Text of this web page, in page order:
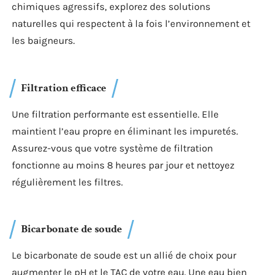
chimiques agressifs, explorez des solutions
naturelles qui respectent à la fois l’environnement et
les baigneurs.
Filtration efficace
Une filtration performante est essentielle. Elle
maintient l’eau propre en éliminant les impuretés.
Assurez-vous que votre système de filtration
fonctionne au moins 8 heures par jour et nettoyez
régulièrement les filtres.
Bicarbonate de soude
Le bicarbonate de soude est un allié de choix pour
augmenter le pH et le TAC de votre eau. Une eau bien